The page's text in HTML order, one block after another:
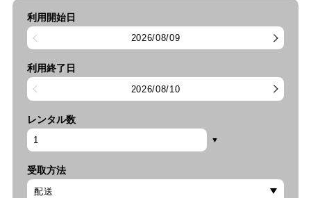
利用開始日
2026/08/09
利用終了日
2026/08/10
レンタル数
受取方法